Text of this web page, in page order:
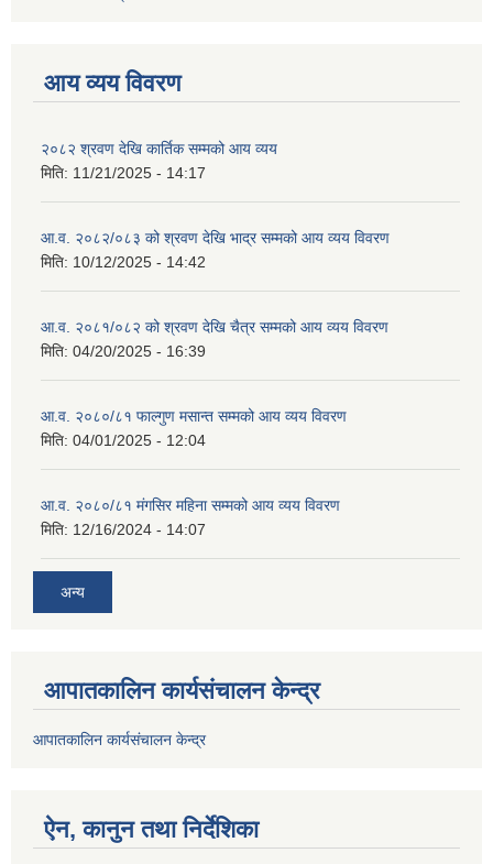
आय व्यय विवरण
२०८२ श्रवण देखि कार्तिक सम्मको आय व्यय
मिति: 11/21/2025 - 14:17
आ.व. २०८२/०८३ को श्रवण देखि भाद्र सम्मको आय व्यय विवरण
मिति: 10/12/2025 - 14:42
आ.व. २०८१/०८२ को श्रवण देखि चैत्र सम्मको आय व्यय विवरण
मिति: 04/20/2025 - 16:39
आ.व. २०८०/८१ फाल्गुण मसान्त सम्मको आय व्यय विवरण
मिति: 04/01/2025 - 12:04
आ.व. २०८०/८१ मंगसिर महिना सम्मको आय व्यय विवरण
मिति: 12/16/2024 - 14:07
अन्य
आपातकालिन कार्यसंचालन केन्द्र
आपातकालिन कार्यसंचालन केन्द्र
ऐन, कानुन तथा निर्देशिका